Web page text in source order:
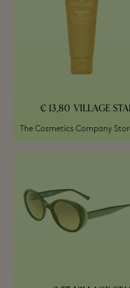
VILLAGE
13,80 €
The Cosmetics Company